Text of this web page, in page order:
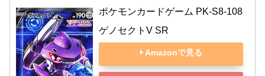
ポケモンカードゲーム PK-S8-108
ゲノセクトV SR
Amazonで見る